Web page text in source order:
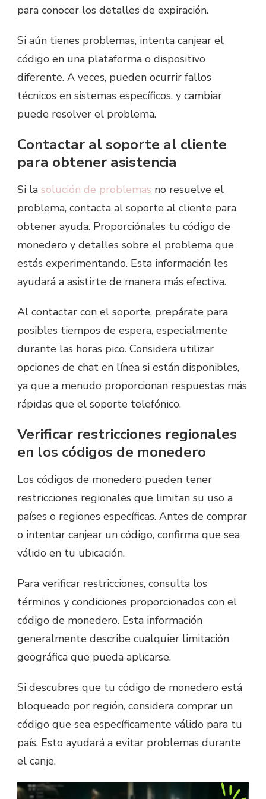
para conocer los detalles de expiración.
Si aún tienes problemas, intenta canjear el
código en una plataforma o dispositivo
diferente. A veces, pueden ocurrir fallos
técnicos en sistemas específicos, y cambiar
puede resolver el problema.
Contactar al soporte al cliente
para obtener asistencia
Si la solución de problemas no resuelve el
problema, contacta al soporte al cliente para
obtener ayuda. Proporciónales tu código de
monedero y detalles sobre el problema que
estás experimentando. Esta información les
ayudará a asistirte de manera más efectiva.
Al contactar con el soporte, prepárate para
posibles tiempos de espera, especialmente
durante las horas pico. Considera utilizar
opciones de chat en línea si están disponibles,
ya que a menudo proporcionan respuestas más
rápidas que el soporte telefónico.
Verificar restricciones regionales
en los códigos de monedero
Los códigos de monedero pueden tener
restricciones regionales que limitan su uso a
países o regiones específicas. Antes de comprar
o intentar canjear un código, confirma que sea
válido en tu ubicación.
Para verificar restricciones, consulta los
términos y condiciones proporcionados con el
código de monedero. Esta información
generalmente describe cualquier limitación
geográfica que pueda aplicarse.
Si descubres que tu código de monedero está
bloqueado por región, considera comprar un
código que sea específicamente válido para tu
país. Esto ayudará a evitar problemas durante
el canje.